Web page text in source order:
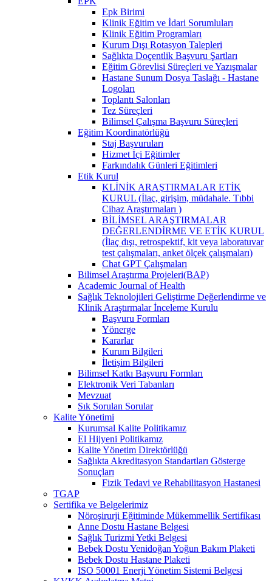
Epk Birimi
Klinik Eğitim ve İdari Sorumluları
Klinik Eğitim Programları
Kurum Dışı Rotasyon Talepleri
Sağlıkta Doçentlik Başvuru Şartları
Eğitim Görevlisi Süreçleri ve Yazışmalar
Hastane Sunum Dosya Taslağı - Hastane
Logoları
Toplantı Salonları
Tez Süreçleri
Bilimsel Çalışma Başvuru Süreçleri
Eğitim Koordinatörlüğü
Staj Başvuruları
Hizmet İçi Eğitimler
Farkındalık Günleri Eğitimleri
Etik Kurul
KLİNİK ARAŞTIRMALAR ETİK
KURUL (İlaç, girişim, müdahale. Tıbbi
Cihaz Araştırmaları )
BİLİMSEL ARAŞTIRMALAR
DEĞERLENDİRME VE ETİK KURUL
(İlaç dışı, retrospektif, kit veya laboratuvar
test çalışmaları, anket ölçek çalışmaları)
Chat GPT Çalışmaları
Bilimsel Araştırma Projeleri(BAP)
Academic Journal of Health
Sağlık Teknolojileri Geliştirme Değerlendirme ve
Klinik Araştırmalar İnceleme Kurulu
Başvuru Formları
Yönerge
Kararlar
Kurum Bilgileri
İletişim Bilgileri
Bilimsel Katkı Başvuru Formları
Elektronik Veri Tabanları
Mevzuat
Sık Sorulan Sorular
Kalite Yönetimi
Kurumsal Kalite Politikamız
El Hijyeni Politikamız
Kalite Yönetim Direktörlüğü
Sağlıkta Akreditasyon Standartları Gösterge
Sonuçları
Fizik Tedavi ve Rehabilitasyon Hastanesi
TGAP
Sertifika ve Belgelerimiz
Nöroşirurji Eğitiminde Mükemmellik Sertifikası
Anne Dostu Hastane Belgesi
Sağlık Turizmi Yetki Belgesi
Bebek Dostu Yenidoğan Yoğun Bakım Plaketi
Bebek Dostu Hastane Plaketi
ISO 50001 Enerji Yönetim Sistemi Belgesi